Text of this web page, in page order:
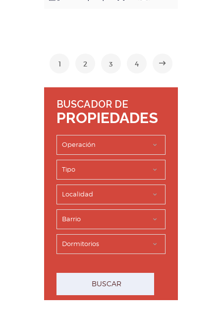
1 2 3 4
BUSCADOR DE
PROPIEDADES